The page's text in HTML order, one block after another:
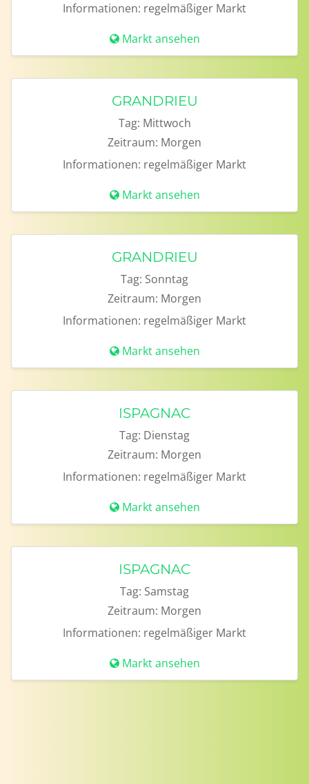
Informationen: regelmäßiger Markt
Markt ansehen
GRANDRIEU
Tag: Mittwoch
Zeitraum: Morgen
Informationen: regelmäßiger Markt
Markt ansehen
GRANDRIEU
Tag: Sonntag
Zeitraum: Morgen
Informationen: regelmäßiger Markt
Markt ansehen
ISPAGNAC
Tag: Dienstag
Zeitraum: Morgen
Informationen: regelmäßiger Markt
Markt ansehen
ISPAGNAC
Tag: Samstag
Zeitraum: Morgen
Informationen: regelmäßiger Markt
Markt ansehen